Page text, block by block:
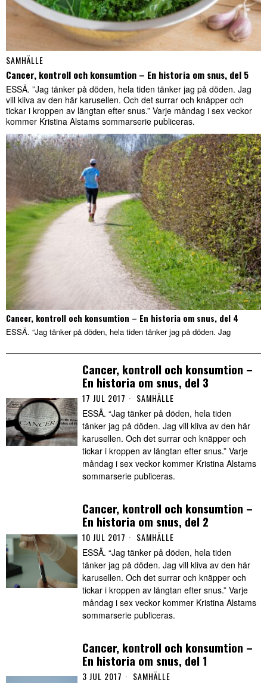
SAMHÄLLE
Cancer, kontroll och konsumtion – En historia om snus, del 5
ESSÄ. ”Jag tänker på döden, hela tiden tänker jag på döden. Jag
vill kliva av den här karusellen. Och det surrar och knäpper och
tickar i kroppen av längtan efter snus.” Varje måndag i sex veckor
kommer Kristina Alstams sommarserie publiceras.
Cancer, kontroll och konsumtion – En historia om snus, del 4
ESSÄ. “Jag tänker på döden, hela tiden tänker jag på döden. Jag
Cancer, kontroll och konsumtion –
En historia om snus, del 3
17 JUL 2017 SAMHÄLLE
ESSÄ. “Jag tänker på döden, hela tiden
tänker jag på döden. Jag vill kliva av den här
karusellen. Och det surrar och knäpper och
tickar i kroppen av längtan efter snus.” Varje
måndag i sex veckor kommer Kristina Alstams
sommarserie publiceras.
Cancer, kontroll och konsumtion –
En historia om snus, del 2
10 JUL 2017 SAMHÄLLE
ESSÄ. “Jag tänker på döden, hela tiden
tänker jag på döden. Jag vill kliva av den här
karusellen. Och det surrar och knäpper och
tickar i kroppen av längtan efter snus.” Varje
måndag i sex veckor kommer Kristina Alstams
sommarserie publiceras.
Cancer, kontroll och konsumtion –
En historia om snus, del 1
3 JUL 2017 SAMHÄLLE